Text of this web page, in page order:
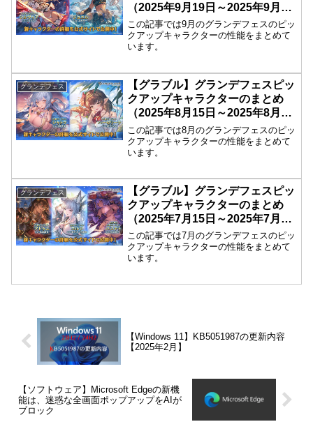
（2025年9月19日～2025年9月22
日）
この記事では9月のグランデフェスのピッ
クアップキャラクターの性能をまとめて
います。
グランデフェス
【グラブル】グランデフェスピッ
クアップキャラクターのまとめ
（2025年8月15日～2025年8月18
日）
この記事では8月のグランデフェスのピッ
クアップキャラクターの性能をまとめて
います。
グランデフェス
【グラブル】グランデフェスピッ
クアップキャラクターのまとめ
（2025年7月15日～2025年7月19
日）
この記事では7月のグランデフェスのピッ
クアップキャラクターの性能をまとめて
います。
【Windows 11】KB5051987の更新内容
【2025年2月】
【ソフトウェア】Microsoft Edgeの新機
能は、迷惑な全画面ポップアップをAIが
ブロック